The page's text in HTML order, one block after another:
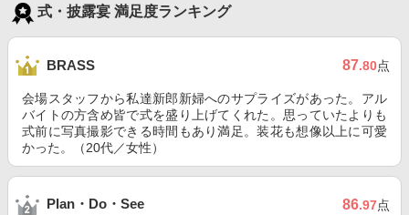
式・披露宴 満足度ランキング
BRASS 87.80点
会場スタッフから私達新郎新婦へのサプライズがあった。アル
バイトの方含め皆で式を盛り上げてくれた。思っていたよりも
式前に写真撮影できる時間もあり満足。装花も想像以上に可愛
かった。（20代／女性）
Plan・Do・See 86.97点